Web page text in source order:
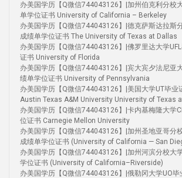
办美国学历【Q微信744043126】|加州伯克利分校
单学位证书 University of California – Berkeley
办美国学历【Q微信744043126】|德克萨斯达拉斯
成绩单学位证书 The University of Texas at Dallas
办美国学历【Q微信744043126】|佛罗里达大学
证书 University of Florida
办美国学历【Q微信744043126】|宾大宾夕法尼亚
绩单学位证书 University of Pennsylvania
办美国学历【Q微信744043126】|美国大学UT毕业
Austin Texas A&M University University of Texas
办美国学历【Q微信744043126】|卡内基梅隆大学
位证书 Carnegie Mellon University
办美国学历【Q微信744043126】|加州圣地亚哥分
成绩单学位证书 (University of California — San
办美国学历【Q微信744043126】|加州河滨分校大
学位证书 (University of California–Riverside)
办美国学历【Q微信744043126】|俄勒冈大学UO